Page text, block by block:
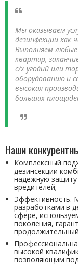
Мы оказываем
дезинфекции как
Выполняем
квартир,
с/х угодий или
оборудованию и
высокая
больших
Наши
Комплексный
дезинсекции
надежную защиту
вредителей;
Эффективность.
разработками в
сфере,
поколения,
высокой
позволяющим